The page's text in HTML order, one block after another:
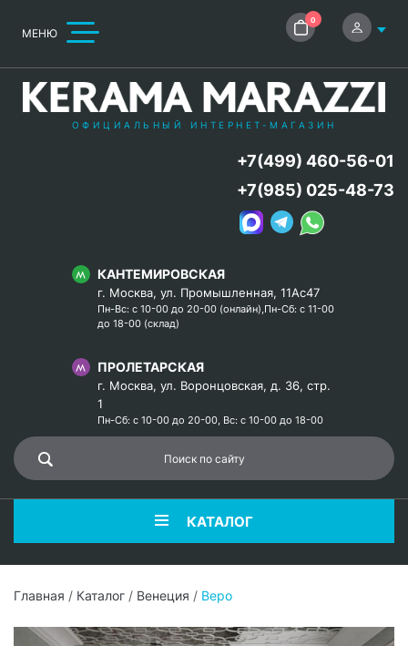
МЕНЮ
0
ОФИЦИАЛЬНЫЙ ИНТЕРНЕТ-МАГАЗИН
КАНТЕМИРОВСКАЯ
г. Москва, ул. Промышленная, 11Ас47
Пн-Вс: с 10-00 до 20-00 (онлайн),Пн-Сб: с 11-00
до 18-00 (склад)
ПРОЛЕТАРСКАЯ
г. Москва, ул. Воронцовская, д. 36, стр.
1
Пн-Сб: с 10-00 до 20-00, Вс: с 10-00 до 18-00
+7(499) 460-56-01
+7(985) 025-48-73
КАТАЛОГ
Главная / Каталог / Венеция / Веро